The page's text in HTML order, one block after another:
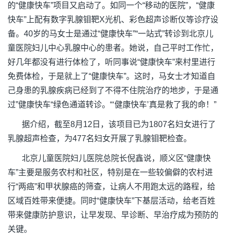
的“健康快车”项目又启动了。如同一个“移动的医院”，“健康
快车”上配有数字乳腺钼靶X光机、彩色超声诊断仪等诊疗设
备。40岁的马女士是通过“健康快车”“一站式”转诊到北京儿
童医院妇儿中心乳腺中心的患者。她说，自己平时工作忙，
好几年都没有进行体检了，听同事说“健康快车”来村里进行
免费体检，于是就上了“健康快车”。这时，马女士才知道自
己身患的乳腺疾病已经到了不得不住院治疗的地步，于是通
过”健康快车“绿色通道转诊。“‘健康快车’真是救了我的命！”
据介绍，截至8月12日，该项目已为1807名妇女进行了
乳腺超声检查，为477名妇女开展了乳腺钼靶检查。
北京儿童医院妇儿医院总院长倪鑫说，顺义区“健康快
车”主要是服务农村和社区，特别是在一些较偏僻的农村进
行“两癌”和甲状腺癌的筛查，让病人不用跑太远的路程，给
区域百姓带来便捷。同时“健康快车”下基层活动，给老百姓
带来健康防护意识，让早发现、早诊断、早治疗成为预防的
关键。